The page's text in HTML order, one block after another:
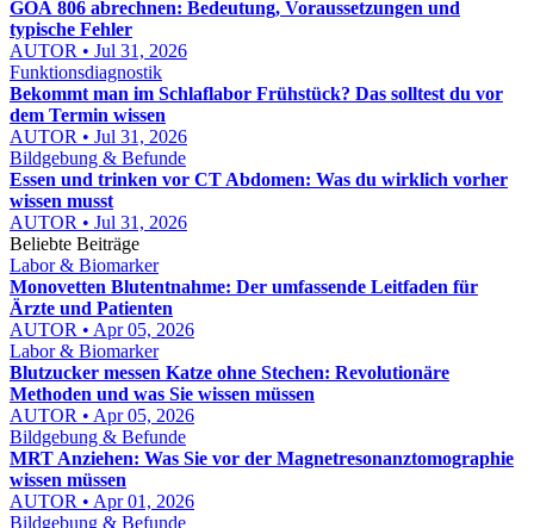
GOÄ 806 abrechnen: Bedeutung, Voraussetzungen und
typische Fehler
AUTOR • Jul 31, 2026
Funktionsdiagnostik
Bekommt man im Schlaflabor Frühstück? Das solltest du vor
dem Termin wissen
AUTOR • Jul 31, 2026
Bildgebung & Befunde
Essen und trinken vor CT Abdomen: Was du wirklich vorher
wissen musst
AUTOR • Jul 31, 2026
Beliebte Beiträge
Labor & Biomarker
Monovetten Blutentnahme: Der umfassende Leitfaden für
Ärzte und Patienten
AUTOR • Apr 05, 2026
Labor & Biomarker
Blutzucker messen Katze ohne Stechen: Revolutionäre
Methoden und was Sie wissen müssen
AUTOR • Apr 05, 2026
Bildgebung & Befunde
MRT Anziehen: Was Sie vor der Magnetresonanztomographie
wissen müssen
AUTOR • Apr 01, 2026
Bildgebung & Befunde